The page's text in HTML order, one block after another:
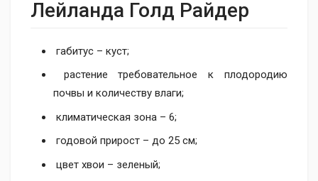
Лейланда Голд Райдер
габитус – куст;
растение требовательное к плодородию
почвы и количеству влаги;
климатическая зона – 6;
годовой прирост – до 25 см;
цвет хвои – зеленый;